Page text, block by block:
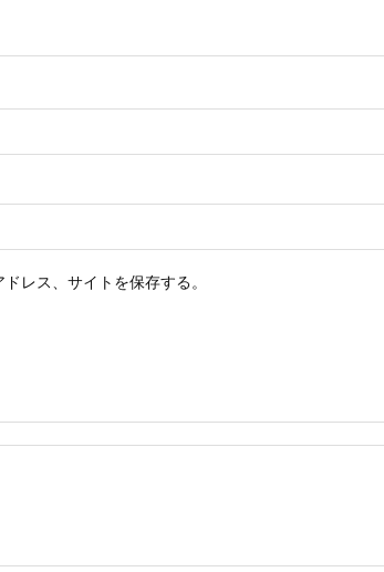
レス、サイトを保存する。